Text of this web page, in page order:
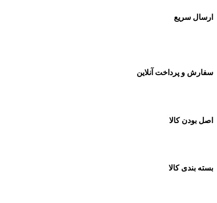
ارسال سریع
سفارش و پرداخت آنلاین
اصل بودن کالا
بسته بندی کالا